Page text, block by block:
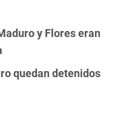
y Flores eran
quedan detenidos